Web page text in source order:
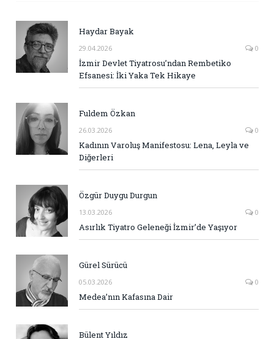
Haydar Bayak
29.04.2026 0
İzmir Devlet Tiyatrosu’ndan Rembetiko
Efsanesi: İki Yaka Tek Hikaye
Fuldem Özkan
26.03.2026 0
Kadının Varoluş Manifestosu: Lena, Leyla ve
Diğerleri
Özgür Duygu Durgun
13.03.2026 0
Asırlık Tiyatro Geleneği İzmir’de Yaşıyor
Gürel Sürücü
05.03.2026 0
Medea’nın Kafasına Dair
Bülent Yıldız